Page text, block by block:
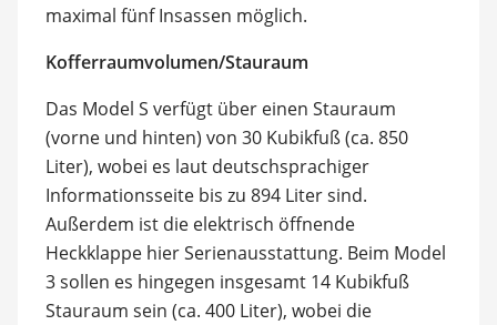
maximal fünf Insassen möglich.
Kofferraumvolumen/Stauraum
Das Model S verfügt über einen Stauraum
(vorne und hinten) von 30 Kubikfuß (ca. 850
Liter), wobei es laut deutschsprachiger
Informationsseite bis zu 894 Liter sind.
Außerdem ist die elektrisch öffnende
Heckklappe hier Serienausstattung. Beim Model
3 sollen es hingegen insgesamt 14 Kubikfuß
Stauraum sein (ca. 400 Liter), wobei die